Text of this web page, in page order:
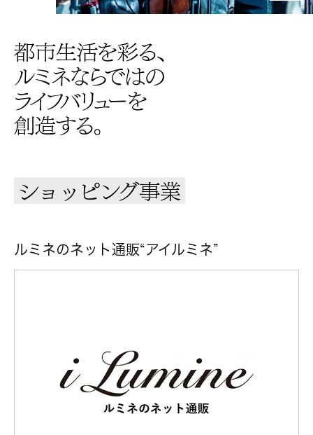
都市生活を彩る、
ルミネならではの
ライフバリューを
創造する。
ショッピング事業
ルミネのネット通販“アイルミネ”